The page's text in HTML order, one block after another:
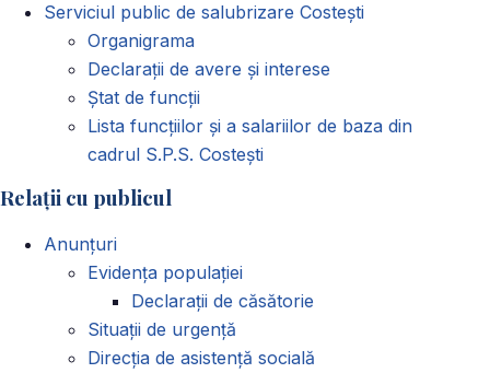
Serviciul public de salubrizare Costești
Organigrama
Declarații de avere și interese
Ștat de funcții
Lista funcțiilor și a salariilor de baza din
cadrul S.P.S. Costești
Relații cu publicul
Anunțuri
Evidența populației
Declarații de căsătorie
Situații de urgență
Direcția de asistență socială